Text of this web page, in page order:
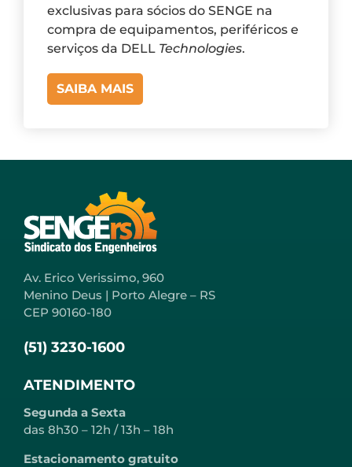
exclusivas para sócios do SENGE na
compra de equipamentos, periféricos e
serviços da DELL Technologies.
SAIBA MAIS
Av. Erico Verissimo, 960
Menino Deus | Porto Alegre – RS
CEP 90160-180
(51) 3230-1600
ATENDIMENTO
Segunda a Sexta
das 8h30 – 12h / 13h – 18h
Estacionamento gratuito